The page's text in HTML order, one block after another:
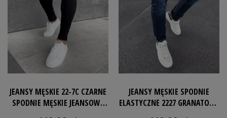
JEANSY MĘSKIE 22-7C CZARNE
SPODNIE MĘSKIE JEANSOWE
JEANSY MĘSKIE SPODNIE
ELASTYCZNE 2227 GRANATOWE